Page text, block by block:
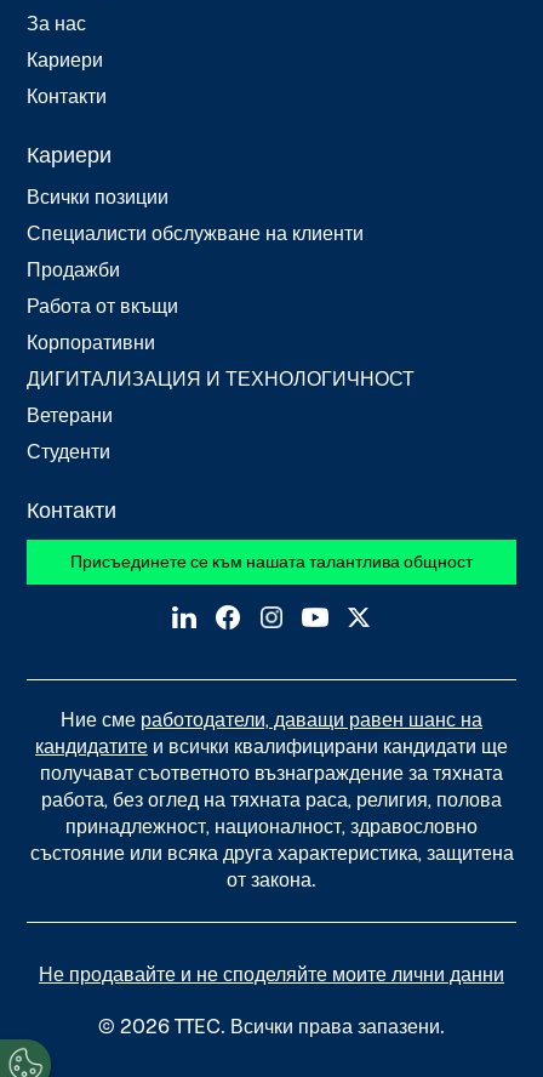
За нас
Кариери
Контакти
Кариери
Всички позиции
Специалисти обслужване на клиенти
Продажби
Работа от вкъщи
Корпоративни
ДИГИТАЛИЗАЦИЯ И ТЕХНОЛОГИЧНОСТ
Ветерани
Студенти
Контакти
Присъединете се към нашата талантлива общност
Ние сме работодатели, даващи равен шанс на
кандидатите и всички квалифицирани кандидати ще
получават съответното възнаграждение за тяхната
работа, без оглед на тяхната раса, религия, полова
принадлежност, националност, здравословно
състояние или всяка друга характеристика, защитена
от закона.
Не продавайте и не споделяйте моите лични данни
© 2026 TTEC. Всички права запазени.